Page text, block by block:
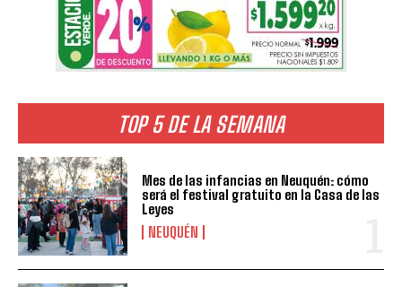
TOP 5 DE LA SEMANA
Mes de las infancias en Neuquén: cómo
será el festival gratuito en la Casa de las
Leyes
NEUQUÉN